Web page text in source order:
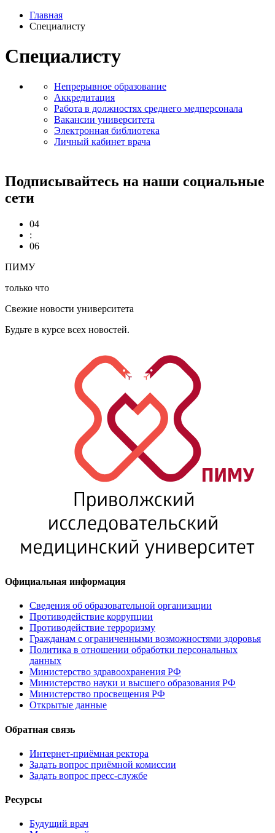
Главная
Специалисту
Специалисту
Непрерывное образование
Аккредитация
Работа в должностях среднего медперсонала
Вакансии университета
Электронная библиотека
Личный кабинет врача
Подписывайтесь на наши социальные
сети
04
:
06
ПИМУ
только что
Свежие новости университета
Будьте в курсе всех новостей.
Официальная информация
Сведения об образовательной организации
Противодействие коррупции
Противодействие терроризму
Гражданам с ограниченными возможностями здоровья
Политика в отношении обработки персональных
данных
Министерство здравоохранения РФ
Министерство науки и высшего образования РФ
Министерство просвещения РФ
Открытые данные
Обратная связь
Интернет-приёмная ректора
Задать вопрос приёмной комиссии
Задать вопрос пресс-службе
Ресурсы
Будущий врач